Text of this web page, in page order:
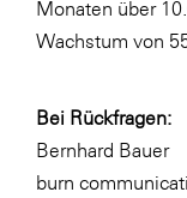
Monaten über
Wachstum von
Bei Rückfragen:
Bernhard Bauer
burn